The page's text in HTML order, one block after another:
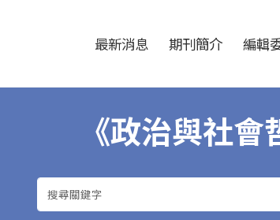
最新消息 期刊簡介 編輯
《政治與社會